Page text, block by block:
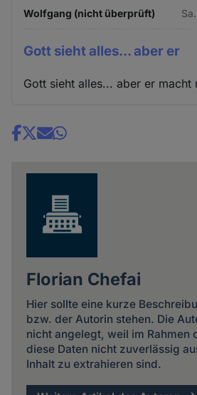
Wolfgang (nicht überprüft)
Gott sieht alles... aber er
Gott sieht alles... aber er macht
Share
Florian Chefai
Hier sollte eine kurze
bzw. der Autorin stehen. Die
nicht angelegt, weil im Rahmen
diese Daten nicht zuverlässig
Inhalt zu extrahieren sind.